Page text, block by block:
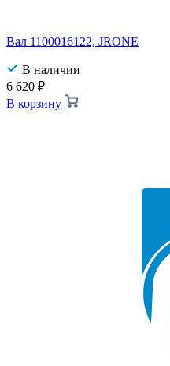
Вал 1100016122, JRONE
В наличии
6 620 ₽
В корзину